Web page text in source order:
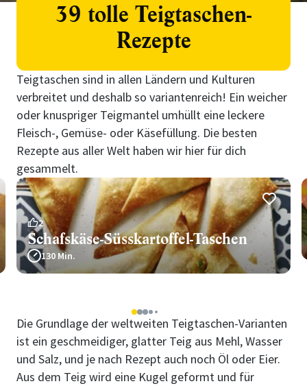
39 tolle Teigtaschen-
Rezepte
Teigtaschen sind in allen Ländern und Kulturen
verbreitet und deshalb so variantenreich! Ein weicher
oder knuspriger Teigmantel umhüllt eine leckere
Fleisch-, Gemüse- oder Käsefüllung. Die besten
Rezepte aus aller Welt haben wir hier für dich
gesammelt.
2
Schafskäse-Süsskartoffel-Taschen
130 Min.
1234 5
Die Grundlage der weltweiten Teigtaschen-Varianten
ist ein geschmeidiger, glatter Teig aus Mehl, Wasser
und Salz, und je nach Rezept auch noch Öl oder Eier.
Aus dem Teig wird eine Kugel geformt und für